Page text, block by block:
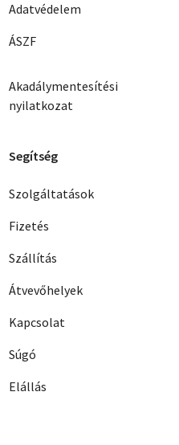
Adatvédelem
ÁSZF
Akadálymentesítési
nyilatkozat
Segítség
Szolgáltatások
Fizetés
Szállítás
Átvevőhelyek
Kapcsolat
Súgó
Elállás